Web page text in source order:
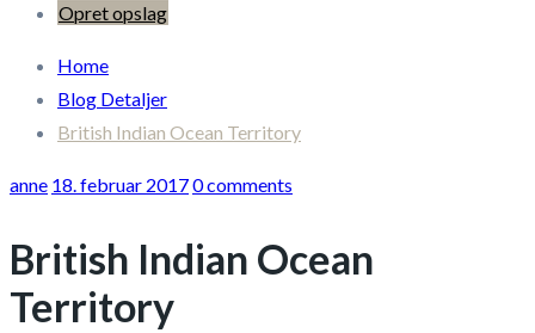
Opret opslag
Home
Blog Detaljer
British Indian Ocean Territory
anne 18. februar 20170 comments
British Indian Ocean
Territory